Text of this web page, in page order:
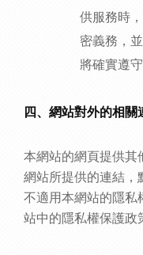
供服務時
密義務，
將確實遵守
四、網站對外的相關
本網站的網頁提供其
網站所提供的連結，
不適用本網站的隱私
站中的隱私權保護政